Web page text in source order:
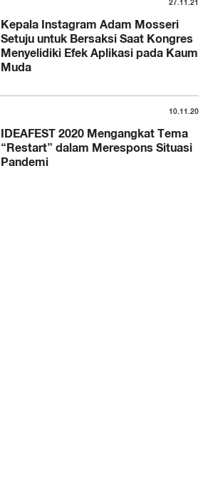
27.11.21
Kepala Instagram Adam Mosseri
Setuju untuk Bersaksi Saat Kongres
Menyelidiki Efek Aplikasi pada Kaum
Muda
10.11.20
IDEAFEST 2020 Mengangkat Tema
“Restart” dalam Merespons Situasi
Pandemi